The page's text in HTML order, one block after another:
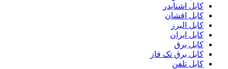
کابل اشنایدر
کابل افشان
کابل البرز
کابل ایران
کابل برق
کابل برق تک فاز
کابل تلفن